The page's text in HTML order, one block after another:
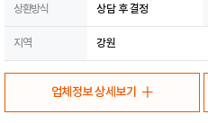
상환방식 상담 후 결정
지역 강원
업체정보 상세보기